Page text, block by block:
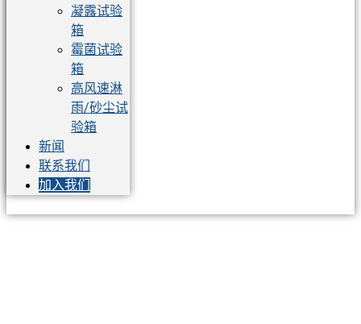
凝露试验
箱
霉菌试验
箱
高风速淋
雨/砂尘试
验箱
新闻
联系我们
加入我们